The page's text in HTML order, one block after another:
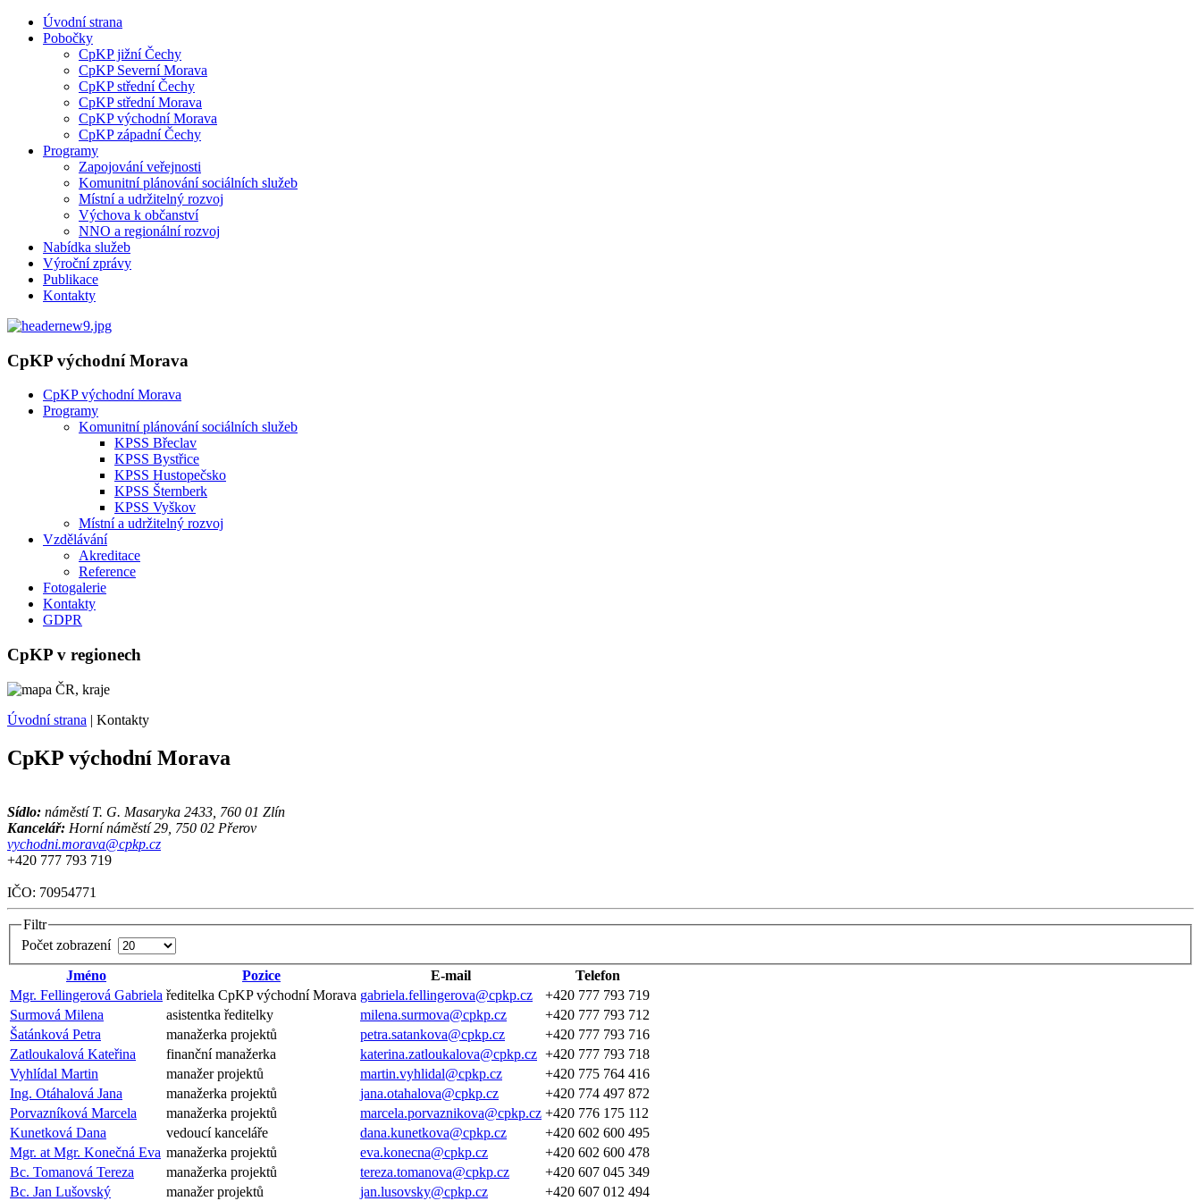
Úvodní strana
Pobočky
CpKP jižní Čechy
CpKP Severní Morava
CpKP střední Čechy
CpKP střední Morava
CpKP východní Morava
CpKP západní Čechy
Programy
Zapojování veřejnosti
Komunitní plánování sociálních služeb
Místní a udržitelný rozvoj
Výchova k občanství
NNO a regionální rozvoj
Nabídka služeb
Výroční zprávy
Publikace
Kontakty
CpKP východní Morava
CpKP východní Morava
Programy
Komunitní plánování sociálních služeb
KPSS Břeclav
KPSS Bystřice
KPSS Hustopečsko
KPSS Šternberk
KPSS Vyškov
Místní a udržitelný rozvoj
Vzdělávání
Akreditace
Reference
Fotogalerie
Kontakty
GDPR
CpKP v regionech
Úvodní strana | Kontakty
CpKP východní Morava
Sídlo: náměstí T. G. Masaryka 2433, 760 01 Zlín
Kancelář: Horní náměstí 29, 750 02 Přerov
vychodni.morava@cpkp.cz
+420 777 793 719
IČO: 70954771
Filtr
Počet zobrazení
Jméno
Pozice E-mail
Telefon
Mgr. Fellingerová Gabriela ředitelka CpKP východní Morava gabriela.fellingerova@cpkp.cz
+420 777 793 719
Surmová Milena
asistentka ředitelky milena.surmova@cpkp.cz
+420 777 793 712
Šatánková Petra
manažerka projektů petra.satankova@cpkp.cz
+420 777 793 716
Zatloukalová Kateřina
finanční manažerka katerina.zatloukalova@cpkp.cz +420 777 793 718
Vyhlídal Martin
manažer projektů martin.vyhlidal@cpkp.cz
+420 775 764 416
Ing. Otáhalová Jana
manažerka projektů jana.otahalova@cpkp.cz
+420 774 497 872
Porvazníková Marcela
manažerka projektů marcela.porvaznikova@cpkp.cz +420 776 175 112
Kunetková Dana
vedoucí kanceláře dana.kunetkova@cpkp.cz
+420 602 600 495
Mgr. at Mgr. Konečná Eva manažerka projektů eva.konecna@cpkp.cz
+420 602 600 478
Bc. Tomanová Tereza
manažerka projektů tereza.tomanova@cpkp.cz
+420 607 045 349
Bc. Jan Lušovský
manažer projektů jan.lusovsky@cpkp.cz +420 607 012 494